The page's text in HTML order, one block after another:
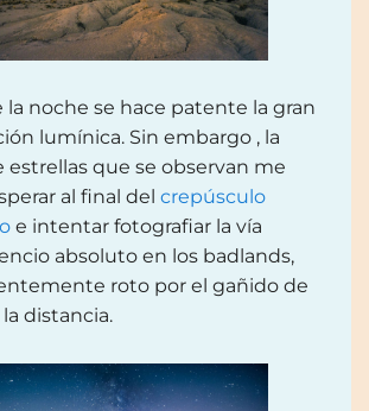
la noche se hace patente la gran
lumínica. Sin embargo , la
estrellas que se observan me
al final del crepúsculo
e intentar fotografiar la vía
absoluto en los badlands,
roto por el gañido de
distancia.